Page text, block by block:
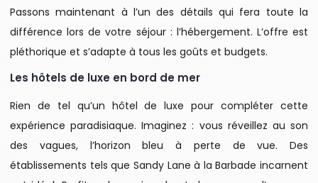
Passons maintenant à l’un des détails qui fera toute la
différence lors de votre séjour : l’hébergement. L’offre est
pléthorique et s’adapte à tous les goûts et budgets.
Les hôtels de luxe en bord de mer
Rien de tel qu’un hôtel de luxe pour compléter cette
expérience paradisiaque. Imaginez : vous réveillez au son
des vagues, l’horizon bleu à perte de vue. Des
établissements tels que Sandy Lane à la Barbade incarnent